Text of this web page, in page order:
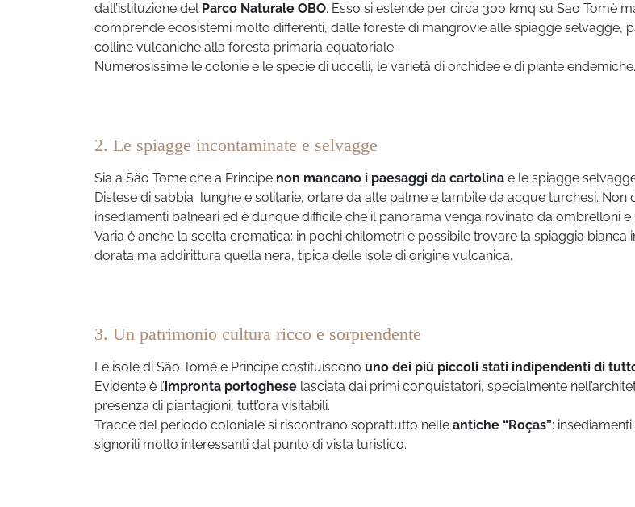
dall’istituzione del Parco Naturale OBO. Esso si estende per circa 300 kmq su Sao Tomè
comprende ecosistemi molto differenti, dalle foreste di mangrovie alle spiagge selvagge,
colline vulcaniche alla foresta primaria equatoriale.
Numerosissime le colonie e le specie di uccelli, le varietà di orchidee e di piante endemiche.
2. Le spiagge incontaminate e selvagge
Sia a São Tome che a Principe non mancano i paesaggi da cartolina e le spiagge
Distese di sabbia lunghe e solitarie, orlare da alte palme e lambite da acque turchesi. Non
insediamenti balneari ed è dunque difficile che il panorama venga rovinato da ombrelloni e
Varia è anche la scelta cromatica: in pochi chilometri è possibile trovare la spiaggia bianca
dorata ma addirittura quella nera, tipica delle isole di origine vulcanica.
3. Un patrimonio cultura ricco e sorprendente
Le isole di São Tomé e Principe costituiscono uno dei più piccoli stati indipendenti di
Evidente è l’impronta portoghese lasciata dai primi conquistatori, specialmente
presenza di piantagioni, tutt’ora visitabili.
Tracce del periodo coloniale si riscontrano soprattutto nelle antiche “Roças”:
signorili molto interessanti dal punto di vista turistico.